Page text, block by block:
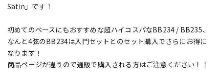
Satin」です！
初めてのベースにもおすすめな超ハイコスパなBB234 / BB235、
なんと4弦のBB234は入門セットとのセット購入でさらにお得に
なります！
商品ページが違うので通販で購入される方はご注意ください！！